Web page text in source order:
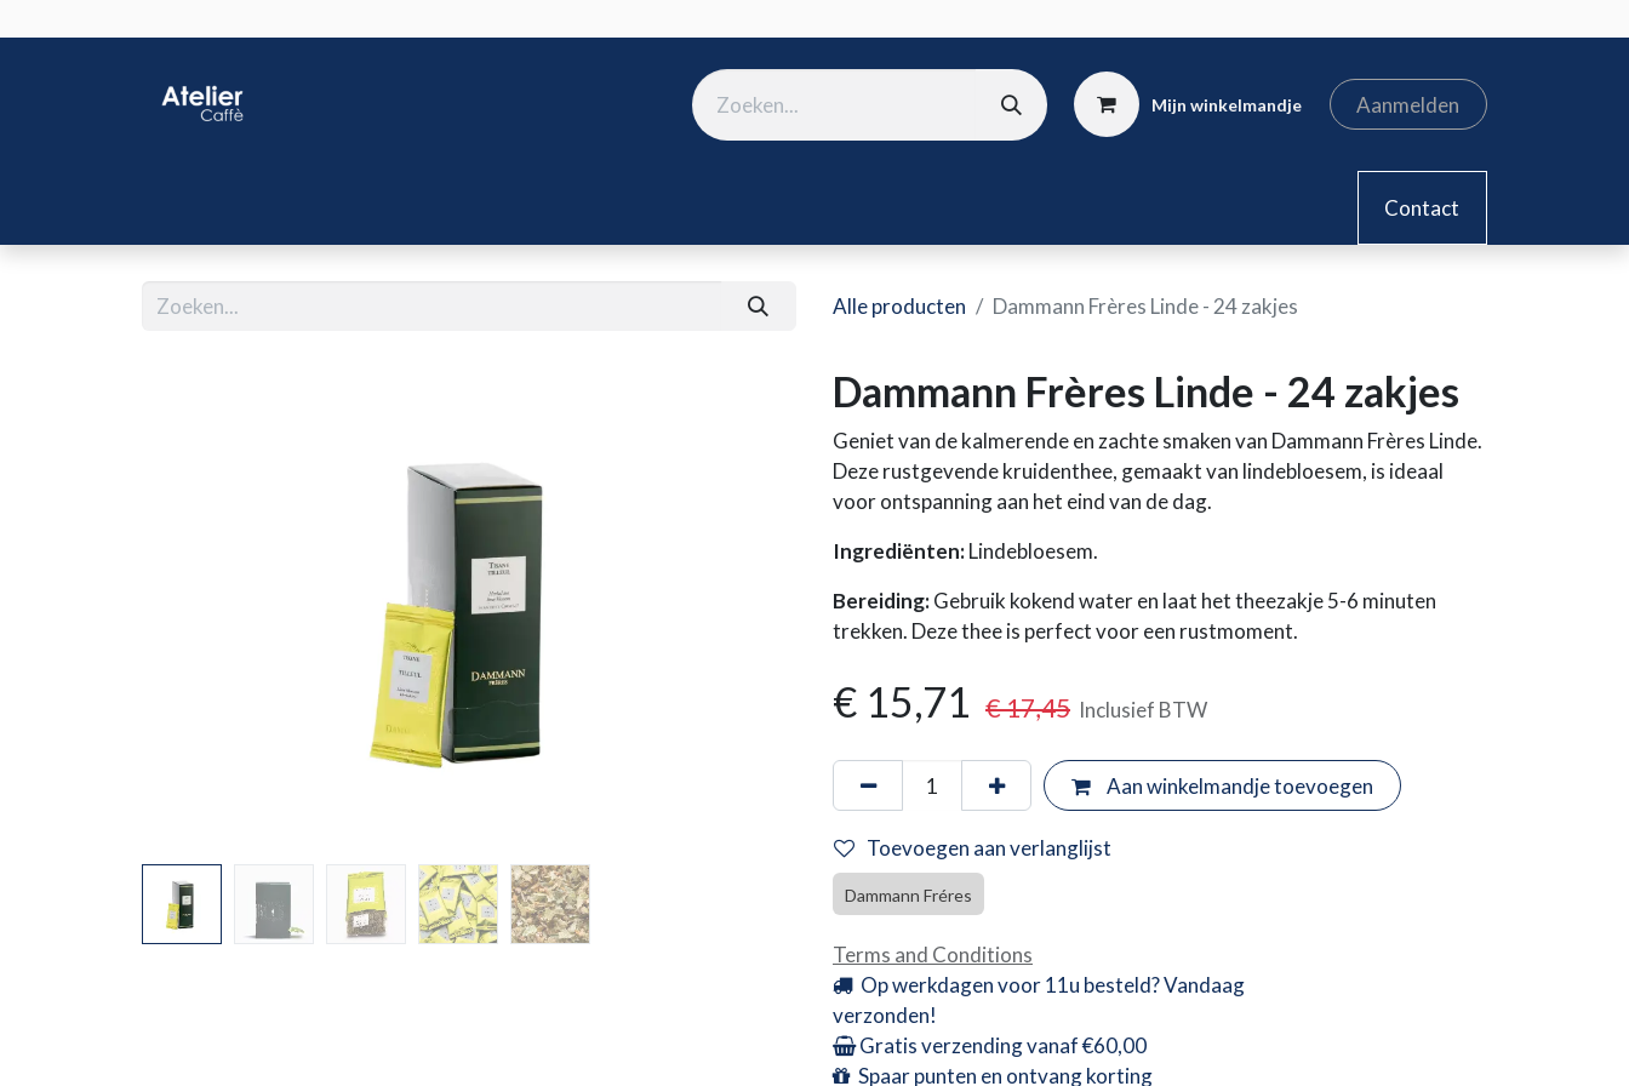
Mijn winkelmandje Aanmelden
Contact
Alle producten Dammann Frères Linde - 24 zakjes
Dammann Frères Linde - 24 zakjes
Geniet van de kalmerende en zachte smaken van Dammann Frères Linde.
Deze rustgevende kruidenthee, gemaakt van lindebloesem, is ideaal
voor ontspanning aan het eind van de dag.
Ingrediënten:Lindebloesem.
Bereiding:Gebruik kokend water en laat het theezakje 5-6 minuten
trekken. Deze thee is perfect voor een rustmoment.
€ 15,71 €17,45 Inclusief BTW
Aan winkelmandje toevoegen
Toevoegen aan verlanglijst
Dammann Fréres
Terms and Conditions
Op werkdagen voor 11u besteld? Vandaag
verzonden!
Gratis verzending vanaf €60,00
Spaar punten en ontvang korting